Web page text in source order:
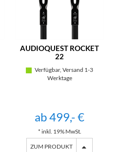
AUDIOQUEST ROCKET
22
Verfügbar, Versand 1-3
Werktage
ab 499,- €
* inkl. 19% MwSt.
ZUM PRODUKT